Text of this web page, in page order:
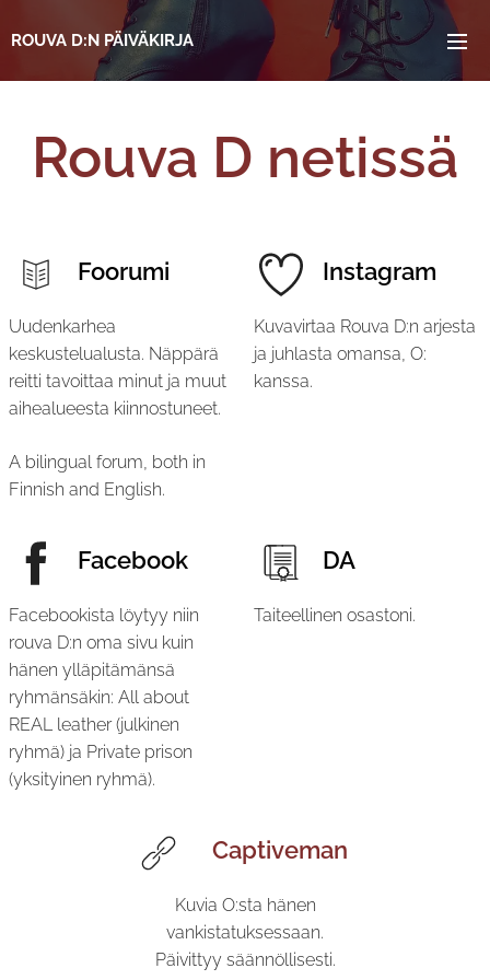
ROUVA D:N PÄIVÄKIRJA
Rouva D netissä
Foorumi
Uudenkarhea
keskustelualusta. Näppärä
reitti tavoittaa minut ja muut
aihealueesta kiinnostuneet.
A bilingual forum, both in
Finnish and English.
Instagram
Kuvavirtaa Rouva D:n arjesta
ja juhlasta omansa, O:
kanssa.
Facebook
Facebookista löytyy niin
rouva D:n oma sivu kuin
hänen ylläpitämänsä
ryhmänsäkin: All about
REAL leather (julkinen
ryhmä) ja Private prison
(yksityinen ryhmä).
DA
Taiteellinen osastoni.
Captiveman
Kuvia O:sta hänen
vankistatuksessaan.
Päivittyy säännöllisesti.